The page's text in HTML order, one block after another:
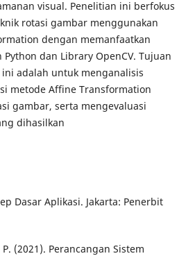
visual. Penelitian ini berfokus
rotasi gambar menggunakan
dengan memanfaatkan
dan Library OpenCV. Tujuan
adalah untuk menganalisis
metode Affine Transformation
gambar, serta mengevaluasi
dihasilkan
Dasar Aplikasi. Jakarta: Penerbit
(2021). Perancangan Sistem